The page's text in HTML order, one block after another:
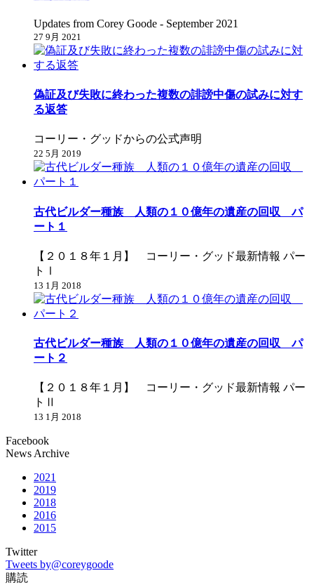
Updates from Corey Goode - September 2021
27 9月 2021
偽証及び失敗に終わった複数の誹謗中傷の試みに対す
る返答
コーリー・グッドからの公式声明
22 5月 2019
古代ビルダー種族 人類の１０億年の遺産の回収 パ
ート１
【２０１８年１月】 コーリー・グッド最新情報 パー
トⅠ
13 1月 2018
古代ビルダー種族 人類の１０億年の遺産の回収 パ
ート２
【２０１８年１月】 コーリー・グッド最新情報 パー
トⅡ
13 1月 2018
Facebook
News Archive
2021
2019
2018
2016
2015
Twitter
Tweets by@coreygoode
購読